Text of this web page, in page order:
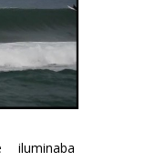
iluminaba